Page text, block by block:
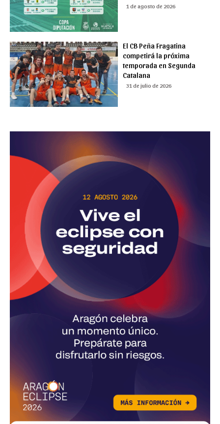
1 de agosto de 2026
El CB Peña Fragatina
competirá la próxima
temporada en Segunda
Catalana
31 de julio de 2026